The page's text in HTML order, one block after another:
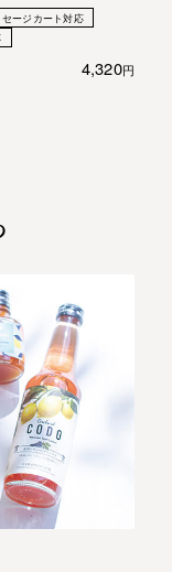
ージカート対応
4,320